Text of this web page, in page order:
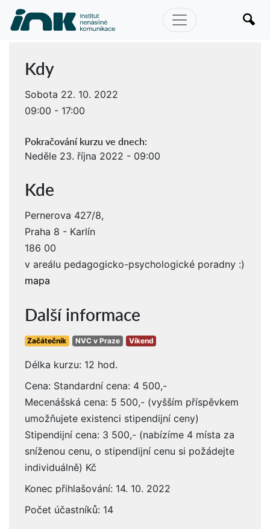
Kdy
Sobota 22. 10. 2022
09:00 - 17:00
Pokračování kurzu ve dnech:
Neděle 23. října 2022 - 09:00
Kde
Pernerova 427/8,
Praha 8 - Karlín
186 00
v areálu pedagogicko-psychologické poradny :)
mapa
Další informace
Začátečník NVC v Praze Víkend
Délka kurzu: 12 hod.
Cena: Standardní cena: 4 500,-
Mecenášská cena: 5 500,- (vyšším příspěvkem
umožňujete existenci stipendijní ceny)
Stipendijní cena: 3 500,- (nabízíme 4 místa za
sníženou cenu, o stipendijní cenu si požádejte
individuálně) Kč
Konec přihlašování: 14. 10. 2022
Počet účastníků: 14